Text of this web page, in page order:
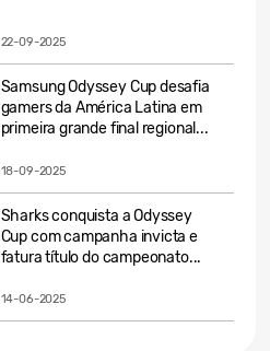
22-09-2025
Samsung Odyssey Cup desafia
gamers da América Latina em
primeira grande final regional...
18-09-2025
Sharks conquista a Odyssey
Cup com campanha invicta e
fatura título do campeonato...
14-06-2025